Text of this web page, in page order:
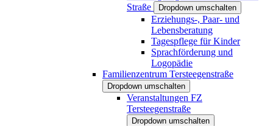
Straße
Dropdown umschalten
Erziehungs-, Paar- und
Lebensberatung
Tagespflege für Kinder
Sprachförderung und
Logopädie
Familienzentrum Tersteegenstraße
Dropdown umschalten
Veranstaltungen FZ
Tersteegenstraße
Dropdown umschalten